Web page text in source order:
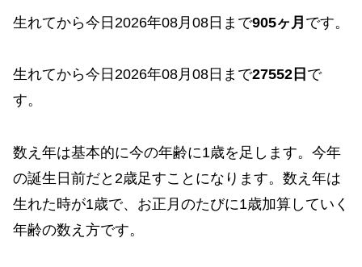
生れてから今日2026年08月08日まで905ヶ月 です。
生れてから今日2026年08月08日まで27552日 で
す。
数え年は基本的に今の年齢に1歳を足します。今年
の誕生日前だと2歳足すことになります。数え年は
生れた時が1歳で、お正月のたびに1歳加算していく
年齢の数え方です。